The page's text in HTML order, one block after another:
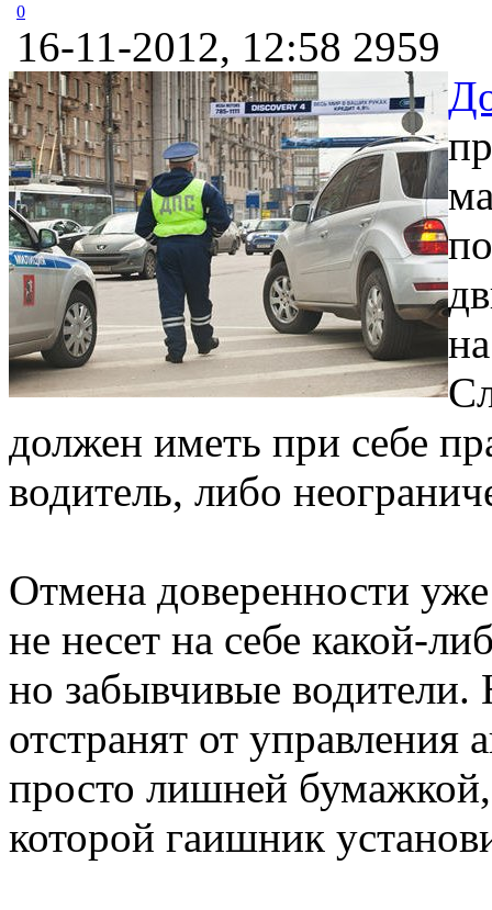
0
16-11-2012, 12:58 2959
должен иметь при себе
водитель, либо
Отмена доверенности
не несет на себе какой-
но забывчивые водители.
отстранят от
просто лишней
которой гаишник